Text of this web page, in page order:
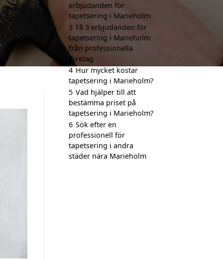
erbjudanden för
tapetsering i Marieholm
3 Få 3 erbjudanden för
tapetsering i Marieholm
från professionella
företag
4 Hur mycket kostar
tapetsering i Marieholm?
5 Vad hjälper till att
bestämma priset på
tapetsering i Marieholm?
6 Sök efter en
professionell för
tapetsering i andra
städer nära Marieholm